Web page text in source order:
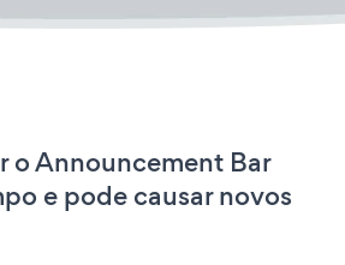
o Announcement Bar
e pode causar novos